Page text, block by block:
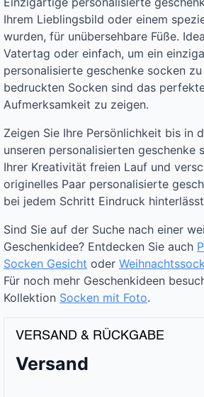
Ihrem Lieblingsbild oder einem
wurden, für unübersehbare Füße.
Vatertag oder einfach, um ein
personalisierte geschenke socken
bedruckten Socken sind das
Aufmerksamkeit zu zeigen.
Zeigen Sie Ihre Persönlichkeit bis in
unseren personalisierten geschenke
Ihrer Kreativität freien Lauf und
originelles Paar personalisierte
bei jedem Schritt Eindruck
Sind Sie auf der Suche nach einer
Geschenkidee? Entdecken Sie auch
Socken Gesicht oder
Für noch mehr Geschenkideen
Kollektion Socken mit Foto.
VERSAND & RÜCKGABE
Versand